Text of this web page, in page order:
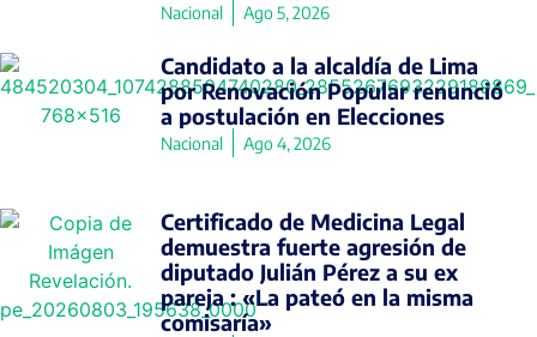
Nacional Ago 5, 2026
Candidato a la alcaldía de Lima
por Renovación Popular renunció
a postulación en Elecciones
Nacional Ago 4, 2026
Certificado de Medicina Legal
demuestra fuerte agresión de
diputado Julián Pérez a su ex
pareja : «La pateó en la misma
comisaría»